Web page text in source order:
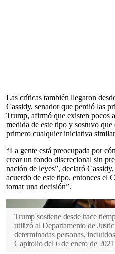
Las críticas también llegaron
Cassidy, senador que perdió las
Trump, afirmó que existen pocos
medida de este tipo y sostuvo
primero cualquier iniciativa
“La gente está preocupada por
crear un fondo discrecional sin
nación de leyes”, declaró Cassidy,
acuerdo de este tipo, entonces el
tomar una decisión”.
Trump sostiene desde hace
utilizó al Departamento de
determinadas personas,
Capitolio del 6 de enero de 2021